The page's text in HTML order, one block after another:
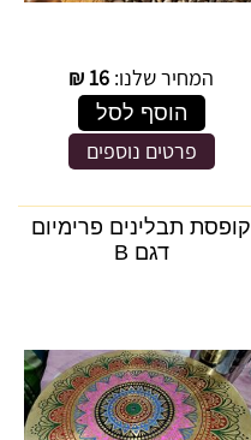
המחיר שלנו: 16
₪
הוסף לסל
פרטים נוספים
קופסת תבלינים פרימיום
דגם B